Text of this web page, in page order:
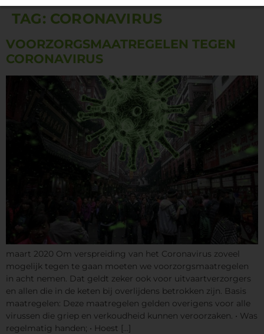
TAG: CORONAVIRUS
VOORZORGSMAATREGELEN TEGEN
CORONAVIRUS
maart 2020 Om verspreiding van het Coronavirus zoveel
mogelijk tegen te gaan moeten we voorzorgsmaatregelen
in acht nemen. Dat geldt zeker ook voor uitvaartverzorgers
en allen die in de keten bij overlijdens betrokken zijn. Basis
maatregelen: Deze maatregelen gelden overigens voor alle
virussen die griep en verkoudheid kunnen veroorzaken. • Was
regelmatig handen; • Hoest […]